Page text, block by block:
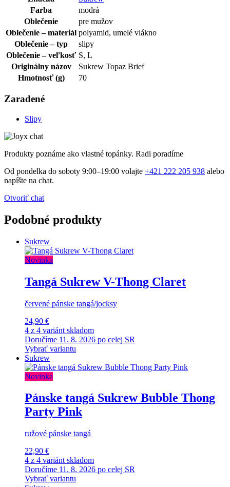
Farba
modrá
Oblečenie
pre mužov
Oblečenie – materiál polyamid, umelé vlákno
Oblečenie – typ
slipy
Oblečenie – veľkosť S, L
Originálny názov
Sukrew Topaz Brief
Hmotnosť (g)
70
Zaradené
Slipy
Produkty poznáme ako vlastné topánky. Radi poradíme
Od pondelka do soboty 9:00–19:00 volajte +421 222 205 938 alebo
napíšte na chat.
Otvoriť chat
Podobné produkty
Sukrew
Novinka
Tangá Sukrew V-Thong Claret
červené pánske tangá/jocksy
24,90 €
4 z 4 variánt skladom
Doručíme 11. 8. 2026 po celej SR
Vybrať variantu
Sukrew
Novinka
Pánske tangá Sukrew Bubble Thong
Party Pink
ružové pánske tangá
22,90 €
4 z 4 variánt skladom
Doručíme 11. 8. 2026 po celej SR
Vybrať variantu